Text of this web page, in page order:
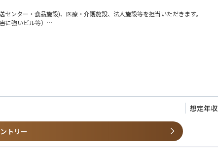
ンター・食品施設)、医療・介護施設、法人施設等を担当いただきます。
強いビル等）
り組んでいます）
想定年収
トリー